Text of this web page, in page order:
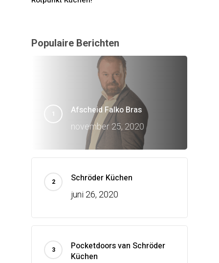
Populaire Berichten
Afscheid Falko Bras
november 25, 2020
Schröder Küchen
juni 26, 2020
Pocketdoors van Schröder
Küchen